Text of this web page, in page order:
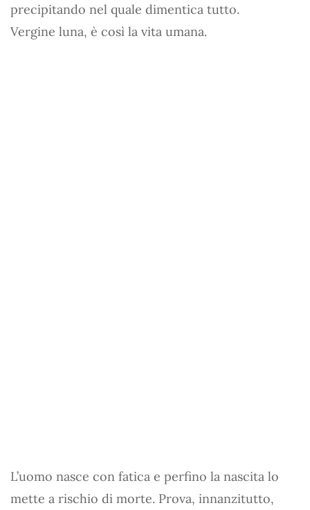
precipitando nel quale dimentica tutto.
Vergine luna, è così la vita umana.
L’uomo nasce con fatica e perfino la nascita lo
mette a rischio di morte. Prova, innanzitutto,